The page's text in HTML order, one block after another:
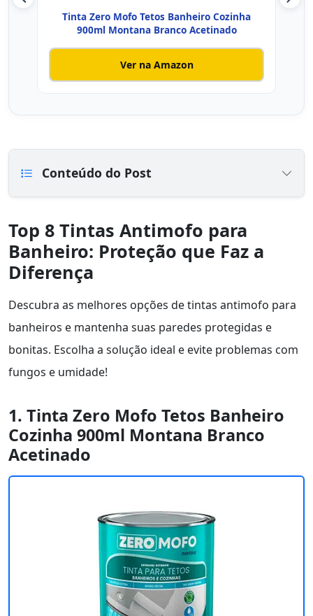
Tinta Zero Mofo Tetos Banheiro Cozinha
900ml Montana Branco Acetinado
Ver na Amazon
Conteúdo do Post
Top 8 Tintas Antimofo para
Banheiro: Proteção que Faz a
Diferença
Descubra as melhores opções de tintas antimofo para
banheiros e mantenha suas paredes protegidas e
bonitas. Escolha a solução ideal e evite problemas com
fungos e umidade!
1. Tinta Zero Mofo Tetos Banheiro
Cozinha 900ml Montana Branco
Acetinado